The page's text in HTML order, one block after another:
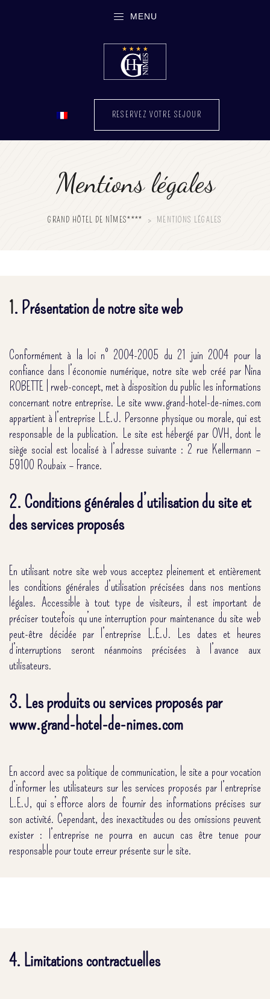
MENU
RESERVEZ VOTRE SEJOUR
Mentions légales
GRAND HÔTEL DE NÎMES**** > MENTIONS LÉGALES
1. Présentation de notre site web
Conformément à la loi n° 2004-2005 du 21 juin 2004 pour la
confiance dans l’économie numérique, notre site web créé par Nina
ROBETTE | rweb-concept, met à disposition du public les informations
concernant notre entreprise. Le site www.grand-hotel-de-nimes.com
appartient à l’entreprise L.E.J. Personne physique ou morale, qui est
responsable de la publication. Le site est hébergé par OVH, dont le
siège social est localisé à l’adresse suivante : 2 rue Kellermann –
59100 Roubaix – France.
2. Conditions générales d’utilisation du site et
des services proposés
En utilisant notre site web vous acceptez pleinement et entièrement
les conditions générales d’utilisation précisées dans nos mentions
légales. Accessible à tout type de visiteurs, il est important de
préciser toutefois qu’une interruption pour maintenance du site web
peut-être décidée par l’entreprise L.E.J. Les dates et heures
d’interruptions seront néanmoins précisées à l’avance aux
utilisateurs.
3. Les produits ou services proposés par
www.grand-hotel-de-nimes.com
En accord avec sa politique de communication, le site a pour vocation
d’informer les utilisateurs sur les services proposés par l’entreprise
L.E.J, qui s’efforce alors de fournir des informations précises sur
son activité. Cependant, des inexactitudes ou des omissions peuvent
exister : l’entreprise ne pourra en aucun cas être tenue pour
responsable pour toute erreur présente sur le site.
4. Limitations contractuelles